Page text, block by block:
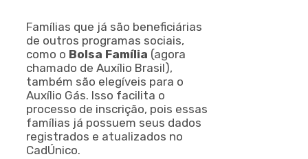
Famílias que já são beneficiárias
de outros programas sociais,
como o Bolsa Família (agora
chamado de Auxílio Brasil),
também são elegíveis para o
Auxílio Gás. Isso facilita o
processo de inscrição, pois essas
famílias já possuem seus dados
registrados e atualizados no
CadÚnico.